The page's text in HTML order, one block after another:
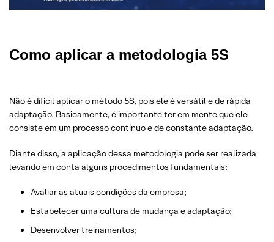
Como aplicar a metodologia 5S
Não é difícil aplicar o método 5S, pois ele é versátil e de rápida
adaptação. Basicamente, é importante ter em mente que ele
consiste em um processo contínuo e de constante adaptação.
Diante disso, a aplicação dessa metodologia pode ser realizada
levando em conta alguns procedimentos fundamentais:
Avaliar as atuais condições da empresa;
Estabelecer uma cultura de mudança e adaptação;
Desenvolver treinamentos;